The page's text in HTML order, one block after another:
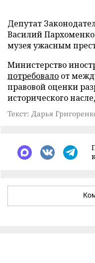
Депутат
Василий Пархоменко
музея ужасным
Министерство
потребовало от
правовой оценки
исторического
Текст: Дарья